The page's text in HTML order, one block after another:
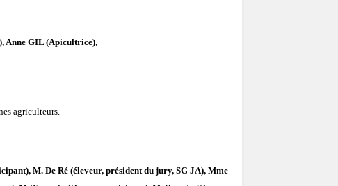
Anne GIL (Apicultrice),
agriculteurs.
M. De Ré (éleveur, président du jury, SG JA), Mme